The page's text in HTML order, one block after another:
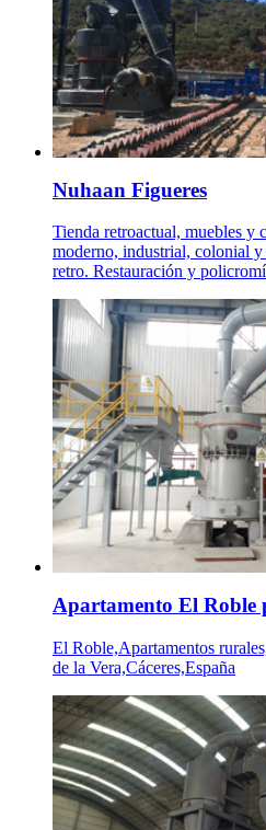
Nuhaan Figueres
Tienda retroactual, muebles y
moderno, industrial, colonial
retro. Restauración y
Apartamento El Roble
El Roble,Apartamentos
de la Vera,Cáceres,España